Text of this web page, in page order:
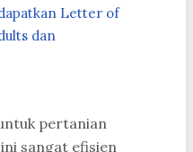
Letter of
dan
pertanian
sangat efisien